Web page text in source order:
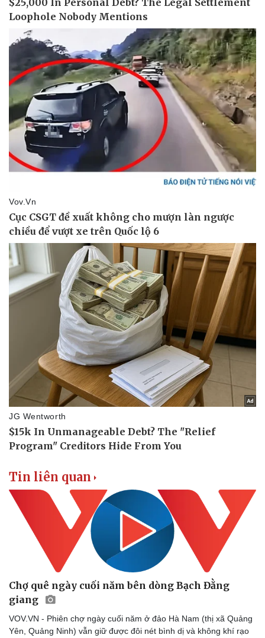
Thể thao
Lịch thi đấu bóng đá
Thế giới thể thao
eSports
Hậu trường
Ô tô - Xe máy
Ô tô
Xe máy
Tư vấn
Tin liên quan
Chợ quê ngày cuối năm bên dòng Bạch Đằng
giang
VOV.VN - Phiên chợ ngày cuối năm ở đảo Hà Nam (thị xã Quảng
Yên, Quảng Ninh) vẫn giữ được đôi nét bình dị và không khí rạo